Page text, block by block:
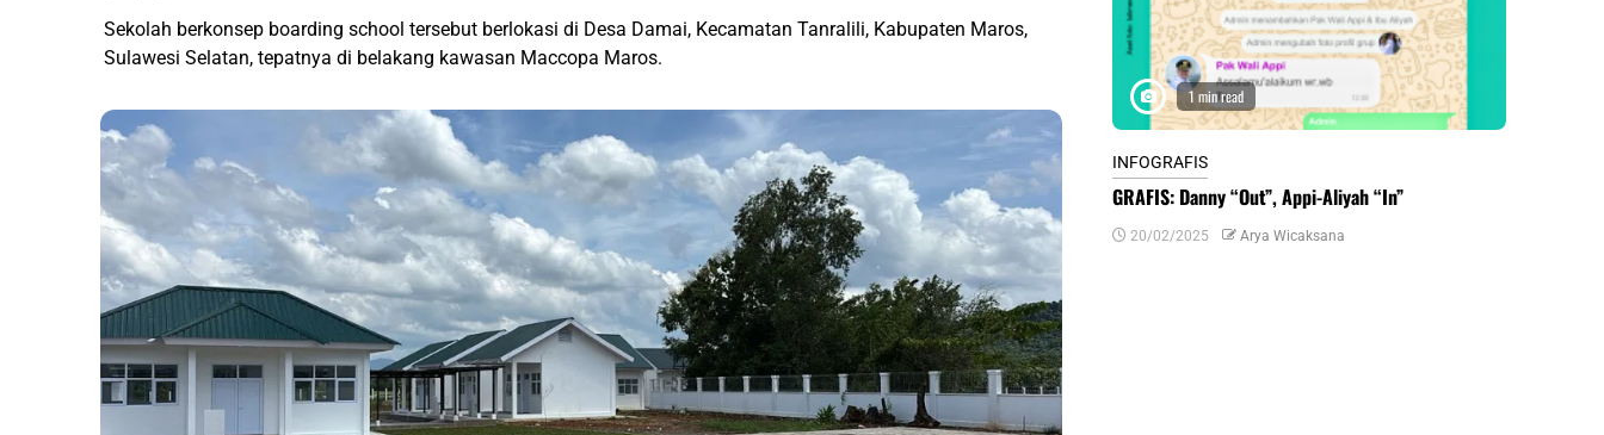
Sekolah berkonsep boarding school tersebut berlokasi di Desa Damai, Kecamatan Tanralili, Kabupaten Maros,
Sulawesi Selatan, tepatnya di belakang kawasan Maccopa Maros.
1 min read
INFOGRAFIS
GRAFIS: Danny “Out”, Appi-Aliyah “In”
20/02/2025 Arya Wicaksana